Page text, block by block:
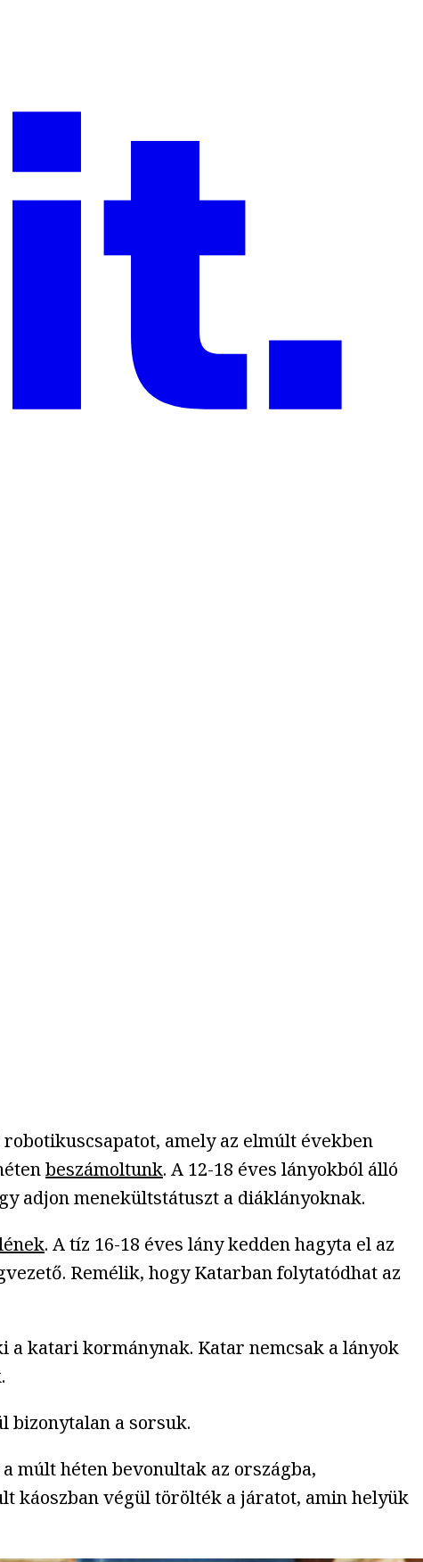
amely az elmúlt években
beszámoltunk. A 12-18 éves lányokból álló
adjon menekültstátuszt a diáklányoknak.
. A tíz 16-18 éves lány kedden hagyta el az
Remélik, hogy Katarban folytatódhat az
a katari kormánynak. Katar nemcsak a lányok
bizonytalan a sorsuk.
múlt héten bevonultak az országba,
káoszban végül törölték a járatot, amin helyük